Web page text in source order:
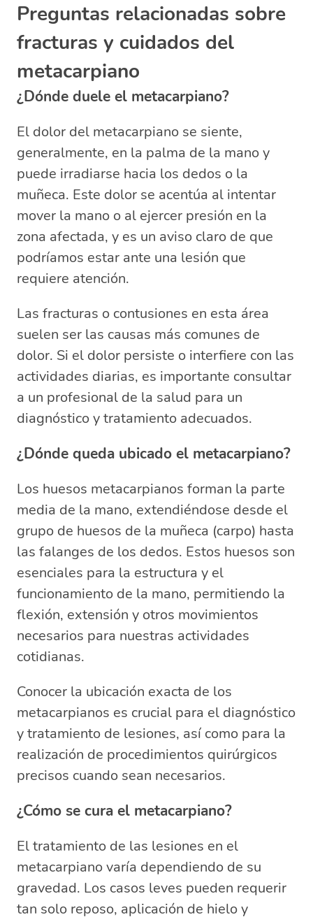
Preguntas relacionadas sobre
fracturas y cuidados del
metacarpiano
¿Dónde duele el metacarpiano?
El dolor del metacarpiano se siente,
generalmente, en la palma de la mano y
puede irradiarse hacia los dedos o la
muñeca. Este dolor se acentúa al intentar
mover la mano o al ejercer presión en la
zona afectada, y es un aviso claro de que
podríamos estar ante una lesión que
requiere atención.
Las fracturas o contusiones en esta área
suelen ser las causas más comunes de
dolor. Si el dolor persiste o interfiere con las
actividades diarias, es importante consultar
a un profesional de la salud para un
diagnóstico y tratamiento adecuados.
¿Dónde queda ubicado el metacarpiano?
Los huesos metacarpianos forman la parte
media de la mano, extendiéndose desde el
grupo de huesos de la muñeca (carpo) hasta
las falanges de los dedos. Estos huesos son
esenciales para la estructura y el
funcionamiento de la mano, permitiendo la
flexión, extensión y otros movimientos
necesarios para nuestras actividades
cotidianas.
Conocer la ubicación exacta de los
metacarpianos es crucial para el diagnóstico
y tratamiento de lesiones, así como para la
realización de procedimientos quirúrgicos
precisos cuando sean necesarios.
¿Cómo se cura el metacarpiano?
El tratamiento de las lesiones en el
metacarpiano varía dependiendo de su
gravedad. Los casos leves pueden requerir
tan solo reposo, aplicación de hielo y